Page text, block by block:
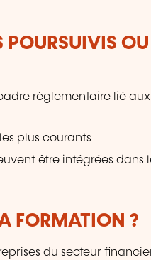
POURSUIVIS OU
règlementaire lié
plus courants
être intégrées dans
FORMATION ?
du secteur